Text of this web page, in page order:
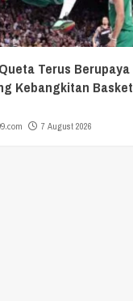
Terus Berupaya
Kebangkitan Basket
7 August 2026